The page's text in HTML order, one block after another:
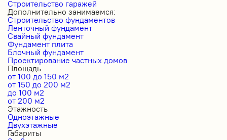
Строительство гаражей
Дополнительно занимаемся:
Строительство фундаментов
Ленточный фундамент
Свайный фундамент
Фундамент плита
Блочный фундамент
Проектирование частных домов
Площадь
от 100 до 150 м2
от 150 до 200 м2
до 100 м2
от 200 м2
Этажность
Одноэтажные
Двухэтажные
Габариты